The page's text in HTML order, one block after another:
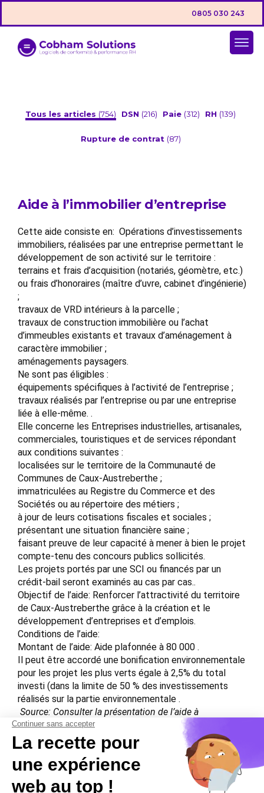
0805 030 243
Tous les articles (754) DSN (216) Paie (312) RH (139)
Rupture de contrat (87)
Aide à l’immobilier d’entreprise
Cette aide consiste en: Opérations d’investissements
immobiliers, réalisées par une entreprise permettant le
développement de son activité sur le territoire :
terrains et frais d’acquisition (notariés, géomètre, etc.)
ou frais d’honoraires (maître d’uvre, cabinet d’ingénierie)
;
travaux de VRD intérieurs à la parcelle ;
travaux de construction immobilière ou l’achat
d’immeubles existants et travaux d’aménagement à
caractère immobilier ;
aménagements paysagers.
Ne sont pas éligibles :
équipements spécifiques à l’activité de l’entreprise ;
travaux réalisés par l’entreprise ou par une entreprise
liée à elle-même. .
Elle concerne les Entreprises industrielles, artisanales,
commerciales, touristiques et de services répondant
aux conditions suivantes :
localisées sur le territoire de la Communauté de
Communes de Caux-Austreberthe ;
immatriculées au Registre du Commerce et des
Sociétés ou au répertoire des métiers ;
à jour de leurs cotisations fiscales et sociales ;
présentant une situation financière saine ;
faisant preuve de leur capacité à mener à bien le projet
compte-tenu des concours publics sollicités.
Les projets portés par une SCI ou financés par un
crédit-bail seront examinés au cas par cas..
Objectif de l’aide: Renforcer l’attractivité du territoire
de Caux-Austreberthe grâce à la création et le
développement d’entreprises et d’emplois.
Conditions de l’aide:
Montant de l’aide: Aide plafonnée à 80 000 .
Il peut être accordé une bonification environnementale
pour les projet les plus verts égale à 2,5% du total
investi (dans la limite de 50 % des investissements
réalisés sur la partie environnementale .
Source: Consulter la présentation de l’aide à
l’immobilier d’entreprise sur le site de la Communauté
de Communes de Caux-Austreberthe.
https://www.caux-austreberthe.fr/wp-
content/uploads/2023/10/DL-20_Aide-immobilier-
entreprise_Reglement_PA.pdf 2024-07-31